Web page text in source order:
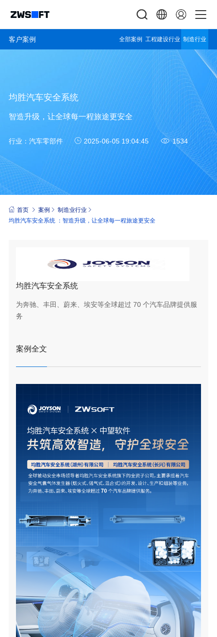
客户案例 全部案例 工程建设行业 制造行业
均胜汽车安全系统
智造升级，让全球每一程旅途更安全
行业： 汽车零部件 2025-06-05 19:04:45 1534
首页 案例
制造业行业
均胜汽车安全系统 ：智造升级，让全球每一程旅途更安全
均胜汽车安全系统
为奔驰、丰田、蔚来、埃安等全球超过 70 个汽车品牌提供服
务
案例全文